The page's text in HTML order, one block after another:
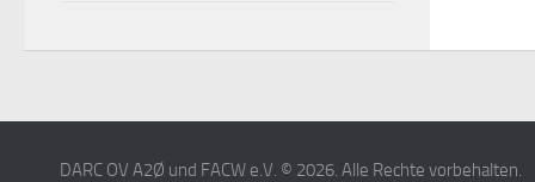
DARC OV A2Ø und FACW e.V. © 2026. Alle Rechte vorbehalten.